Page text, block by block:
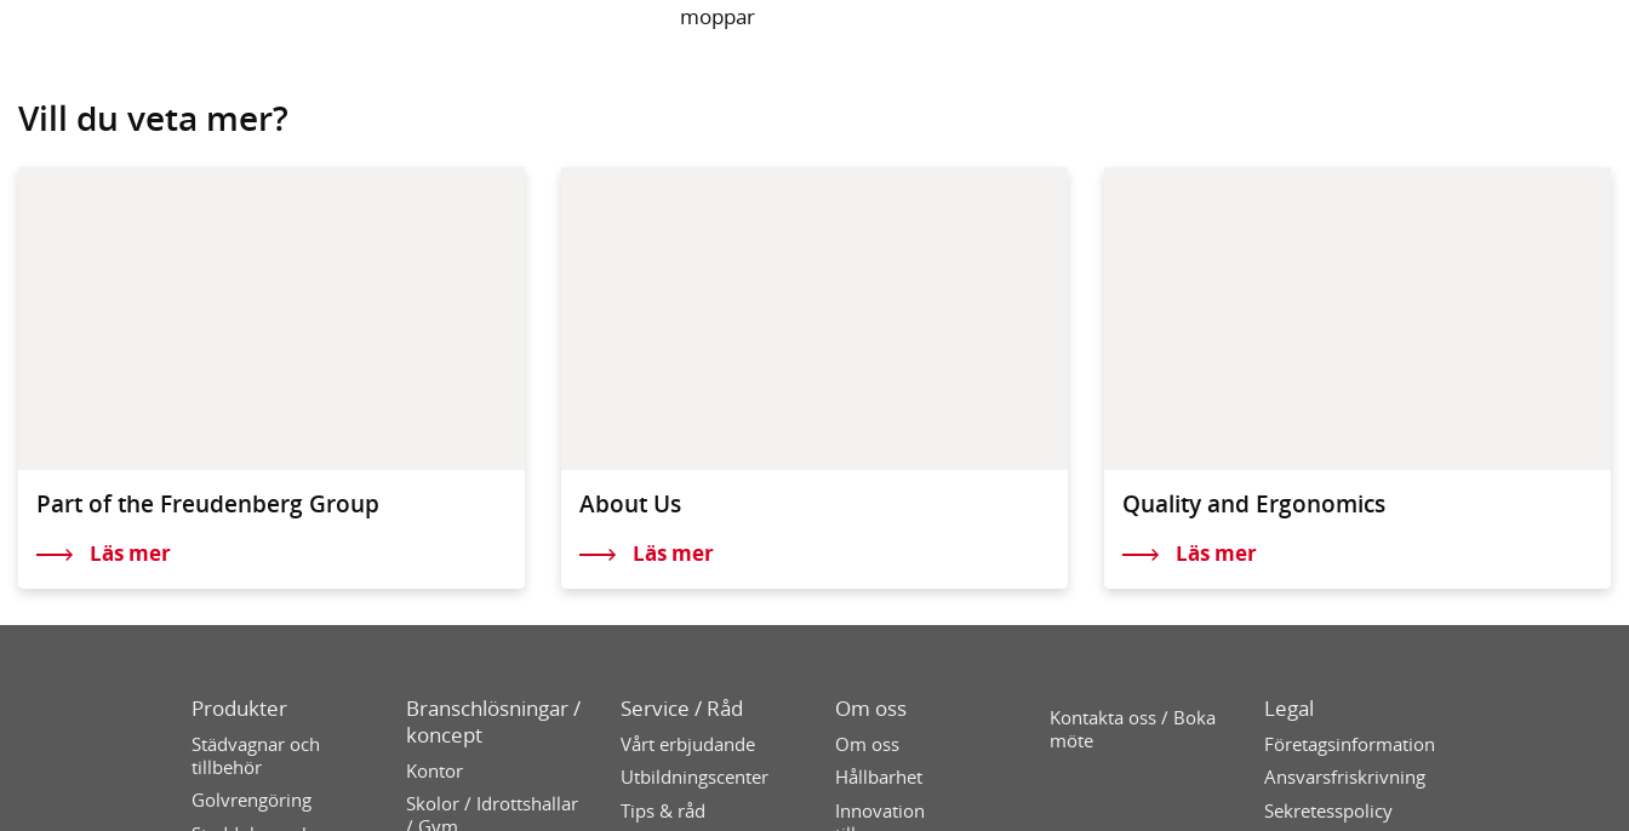
moppar
Vill du veta mer?
Part of the Freudenberg Group
Läs mer
About Us
Läs mer
Quality and Ergonomics
Läs mer
Produkter
Städvagnar och
tillbehör
Golvrengöring
Branschlösningar /
koncept
Kontor
Skolor / Idrottshallar
Service / Råd
Vårt erbjudande
Utbildningscenter
Tips & råd
Om oss
Om oss
Hållbarhet
Innovation
Kontakta oss / Boka
möte
Legal
Företagsinformation
Ansvarsfriskrivning
Sekretesspolicy